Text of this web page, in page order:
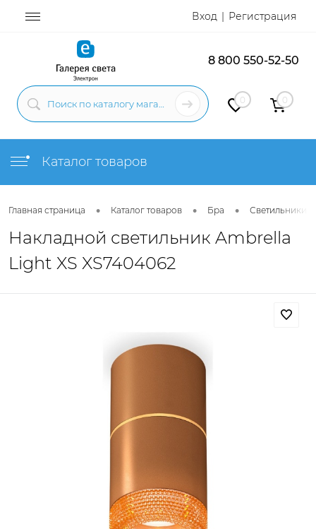
Вход Регистрация
8 800 550-52-50
0 0
Каталог товаров
Главная страница • Каталог товаров • Бра • Светильники
Накладной светильник Ambrella
Light XS XS7404062